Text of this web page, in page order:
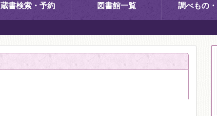
蔵書検索・予約 図書館一覧
右京中央図書館 伏見中央図書館
調べもの